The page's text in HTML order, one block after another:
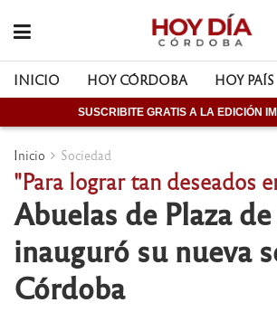
INICIO HOY CÓRDOBA HOY PAÍS
SUSCRIBITE GRATIS A LA EDICIÓN
Inicio Sociedad
"Para lograr tan deseados
Abuelas de Plaza
inauguró su nueva
Córdoba